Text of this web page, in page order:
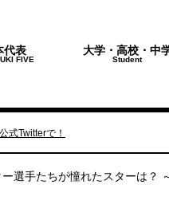
代表
FIVE
大学・高校・中
Student
式Twitterで！
選手たちが憧れたスターは？